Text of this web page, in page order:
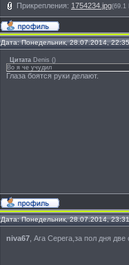
Прикрепления: 1754234.jpg(69.1
Дата: Понедельник, 28.07.2014,
Цитата Denis ()
Во я че учудил
Глаза боятся руки делают.
Дата: Понедельник, 28.07.2014,
niva67 , Ага Серега,за пол дня